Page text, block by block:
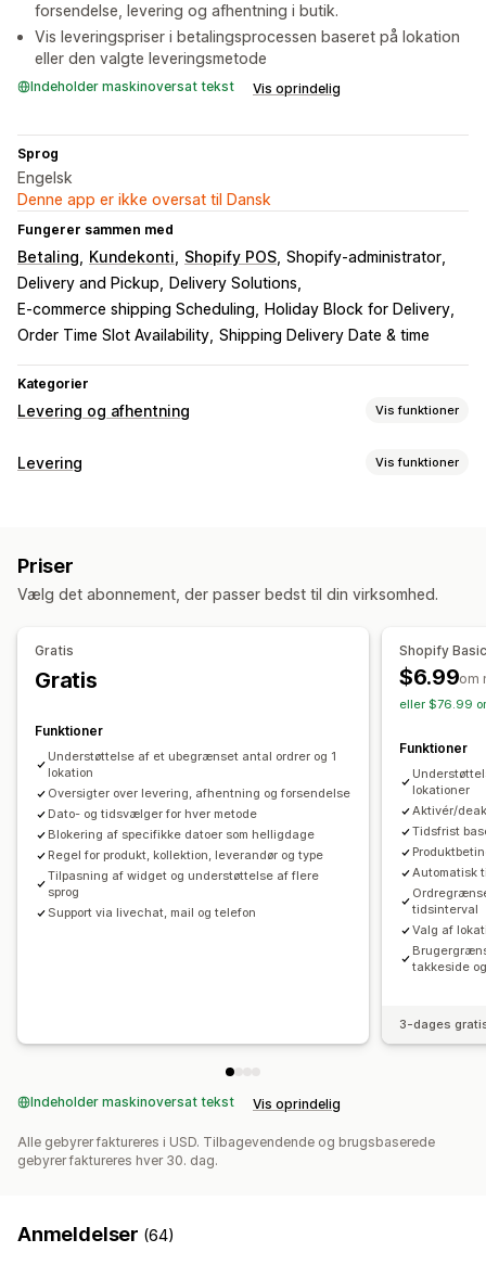
forsendelse, levering og afhentning i butik.
Vis leveringspriser i betalingsprocessen baseret på lokation
eller den valgte leveringsmetode
Indeholder maskinoversat tekst Vis oprindelig
Sprog
Engelsk
Denne app er ikke oversat til Dansk
Fungerer sammen med
Betaling Kundekonti Shopify POS Shopify-administrator
Delivery and Pickup
Delivery Solutions
E-commerce shipping Scheduling
Holiday Block for Delivery
Order Time Slot Availability Shipping Delivery Date & time
Kategorier
Levering og afhentning Vis funktioner
Leveringsmuligheder
Adressevalidering
I butikken
Datovælger
Ordregrænser
SMS-notifikationer
Mailnotifikationer
Chaufførsporing
Ordresporing
Bevis for levering
Sporingssider
Levering Vis funktioner
Leveringsregler
Flere sprog Valg af fragtfirma Leveringspriser
Ordreopdateringer
Priser
Vælg det abonnement, der passer bedst til din virksomhed.
Gratis
Gratis
Funktioner
Understøttelse af et ubegrænset antal ordrer og 1
lokation
Oversigter over levering, afhentning og forsendelse
Dato- og tidsvælger for hver metode
Blokering af specifikke datoer som helligdage
Regel for produkt, kollektion, leverandør og type
Tilpasning af widget og understøttelse af flere
sprog
Support via livechat, mail og telefon
Shopify
$6.99om
eller $76.99
Funktioner
lokationer
Aktivér/
Tidsfrist
Automatisk
tidsinterval
Valg af
takkeside
3-dages
Indeholder maskinoversat tekst Vis oprindelig
Alle gebyrer faktureres i USD. Tilbagevendende og brugsbaserede
gebyrer faktureres hver 30. dag.
Anmeldelser (64)